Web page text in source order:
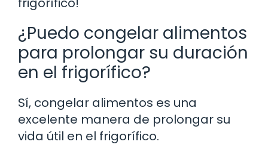
¿Puedo congelar alimentos
para prolongar su duración
en el frigorífico?
Sí, congelar alimentos es una
excelente manera de prolongar su
vida útil en el frigorífico.